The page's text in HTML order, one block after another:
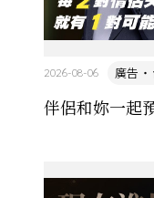
伴侶和妳一起
廣告
2026-08-06